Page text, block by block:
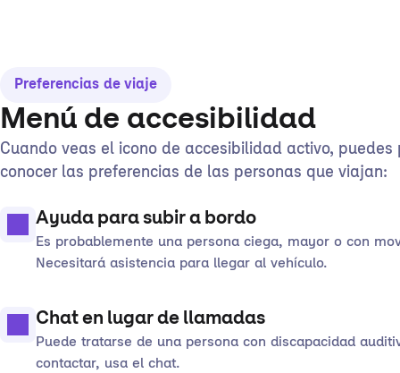
Preferencias de viaje
Menú de accesibilidad
Cuando veas el icono de accesibilidad activo,
conocer las preferencias de las personas que viajan:
Ayuda para subir a bordo
Es probablemente una persona ciega, mayor o con
Necesitará asistencia para llegar al vehículo.
Chat en lugar de llamadas
Puede tratarse de una persona con discapacidad
contactar, usa el chat.